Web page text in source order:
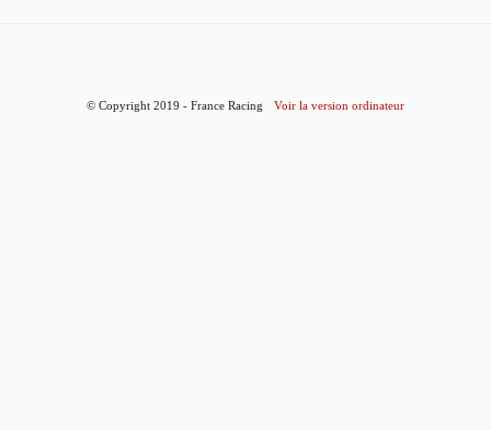
© Copyright 2019 - France Racing Voir la version ordinateur